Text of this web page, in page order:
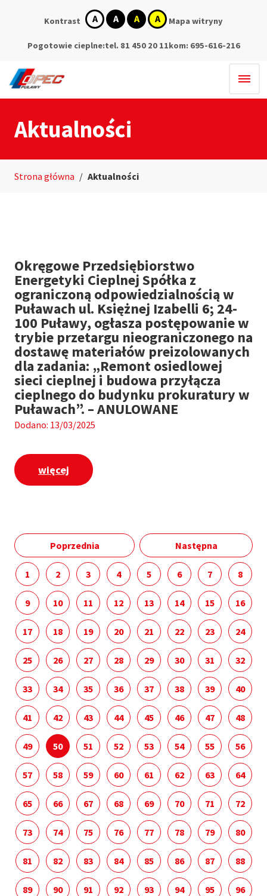
Kontrast
kontrast
domyślny
kontrast
biały
na
kontrast
czarny
na
kontrast
żółty
na
Mapa witryny
Pogotowie cieplne:tel. 81 450 20 11kom: 695-616-216
Aktualności
Strona główna / Aktualności
Okręgowe Przedsiębiorstwo
Energetyki Cieplnej Spółka z
ograniczoną odpowiedzialnością w
Puławach ul. Księżnej Izabelli 6; 24-
100 Puławy, ogłasza postępowanie w
trybie przetargu nieograniczonego na
dostawę materiałów preizolowanych
dla zadania: „Remont osiedlowej
sieci cieplnej i budowa przyłącza
cieplnego do budynku prokuratury w
Puławach”. – ANULOWANE
Dodano: 13/03/2025
więcej
Poprzednia Następna
1 2 3 4 5 6 7 8
9 10 11 12 13 14 15 16
17 18 19 20 21 22 23 24
25 26 27 28 29 30 31 32
33 34 35 36 37 38 39 40
41 42 43 44 45 46 47 48
49 50 51 52 53 54 55 56
57 58 59 60 61 62 63 64
65 66 67 68 69 70 71 72
73 74 75 76 77 78 79 80
81 82 83 84 85 86 87 88
89 90 91 92 93 94 95 96